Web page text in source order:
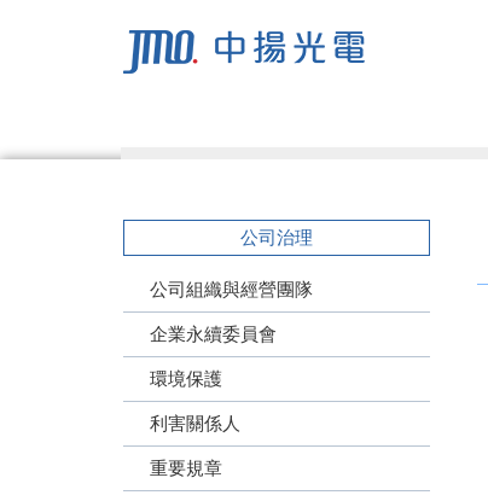
公司治理
公司組織與經營團隊
企業永續委員會
環境保護
利害關係人
重要規章